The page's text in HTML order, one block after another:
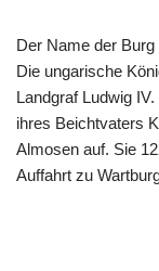
Der Name der
Die ungarische
Landgraf Ludwig
ihres Beichtvaters
Almosen auf. Sie
Auffahrt zu